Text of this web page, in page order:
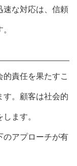
速な対応は、信頼
責任を果たすこ
す。顧客は社会的
ます。
のアプローチが有